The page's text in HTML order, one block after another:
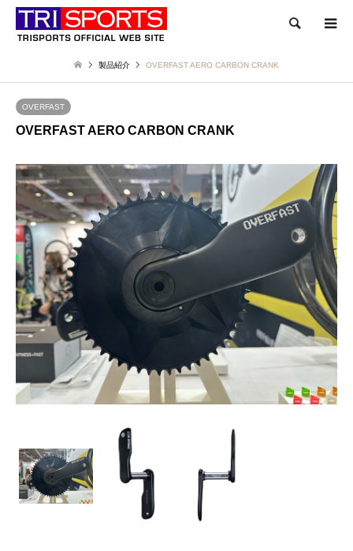
検索
製品紹介 OVERFAST AERO CARBON CRANK
OVERFAST
OVERFAST AERO CARBON CRANK